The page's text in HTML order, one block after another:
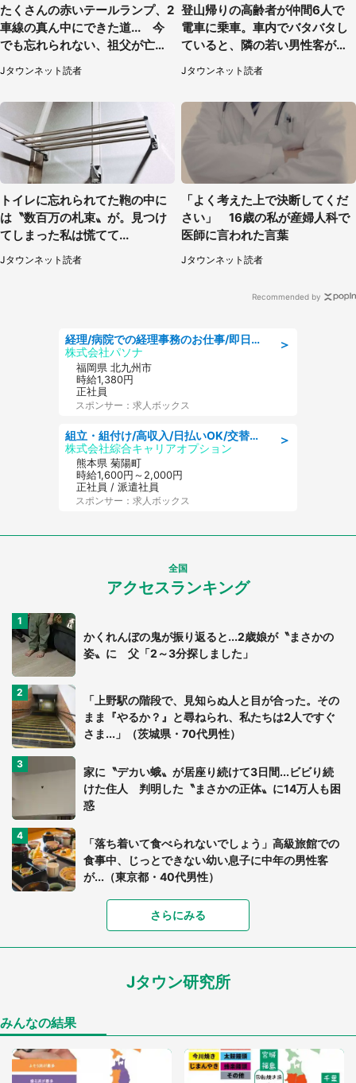
たくさんの赤いテールランプ、2
車線の真ん中にできた道... 今
でも忘れられない、祖父が亡く
なった夜に見た光景（30代女
性）
Jタウンネット読者
登山帰りの高齢者が仲間6人で
電車に乗車。車内でバタバタし
ていると、隣の若い男性客が
（神奈川県・70代女性）
Jタウンネット読者
トイレに忘れられてた鞄の中に
は〝数百万の札束〟が。見つけ
てしまった私は慌てて...
Jタウンネット読者
「よく考えた上で決断してくだ
さい」 16歳の私が産婦人科で
医師に言われた言葉
Jタウンネット読者
Recommended by
＞
経理/病院での経理事務のお仕事/即日勤務可/車通勤可/経理/一般事務
株式会社パソナ
福岡県 北九州市
時給1,380円
正社員
スポンサー：求人ボックス
＞
組立・組付け/高収入/日払いOK/交替制/20・30・40代活躍中/製造 工場
株式会社綜合キャリアオプション
熊本県 菊陽町
時給1,600円～2,000円
正社員 / 派遣社員
スポンサー：求人ボックス
全国
アクセスランキング
かくれんぼの鬼が振り返ると...2歳娘が〝まさかの
姿〟に 父「2～3分探しました」
「上野駅の階段で、見知らぬ人と目が合った。その
まま『やるか？』と尋ねられ、私たちは2人ですぐ
さま...」（茨城県・70代男性）
家に〝デカい蛾〟が居座り続けて3日間...ビビり続
けた住人 判明した〝まさかの正体〟に14万人も困
惑
「落ち着いて食べられないでしょう」高級旅館での
食事中、じっとできない幼い息子に中年の男性客
が...（東京都・40代男性）
「富豪すぎ」1歳息子の〝店頭駄々こね〟の内容に1.
7万人驚がく 「お菓子売り場ならまだしも...」「ハ
ードル高い」
あまりにも四角すぎる猫、激写される 「これもう
「閉所恐怖症の私は新幹線で大パニック。隣席の青
年に『手を繋いで』とお願いしたら...」 体験談に
さらにみる
Jタウン研究所
みんなの結果